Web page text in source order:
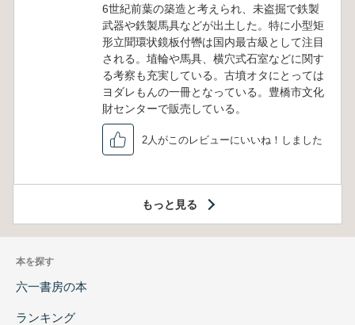
6世紀前葉の築造と考えられ、未盗掘で鉄製
武器や鉄製馬具などが出土した。特に小型矩
形立聞環状鏡板付轡は国内最古級として注目
される。埴輪や馬具、横穴式石室などに関す
る考察も充実している。古墳オタにとっては
ヨダレもんの一冊となっている。豊橋市文化
財センターで販売している。
2人がこのレビューにいいね！しました
もっと見る
本を探す
六一書房の本
ランキング